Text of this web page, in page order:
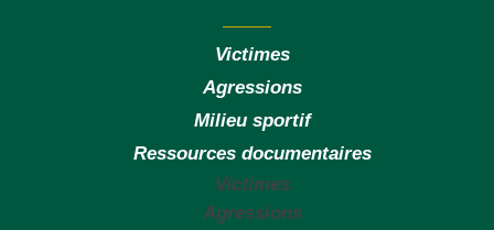
Victimes
Agressions
Milieu sportif
Ressources documentaires
Victimes
Agressions